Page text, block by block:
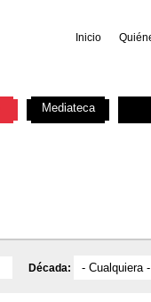
Inicio
Década:
Mediateca